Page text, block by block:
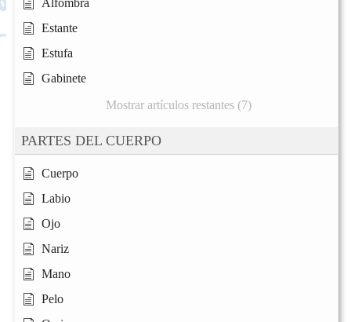
Alfombra
Estante
Estufa
Gabinete
Mostrar artículos restantes (7)
PARTES DEL CUERPO
Cuerpo
Labio
Ojo
Nariz
Mano
Pelo